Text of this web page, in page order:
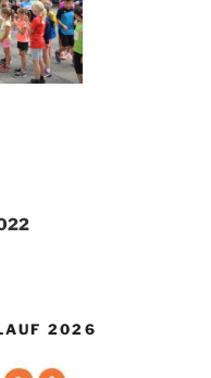
2026